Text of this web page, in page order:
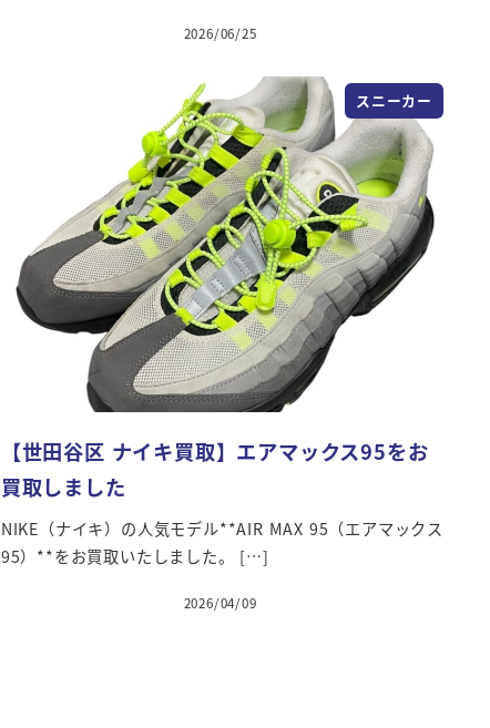
2026/06/25
スニーカー
【世田谷区 ナイキ買取】エアマックス95をお
買取しました
NIKE（ナイキ）の人気モデル**AIR MAX 95（エアマックス
95）**をお買取いたしました。 […]
2026/04/09